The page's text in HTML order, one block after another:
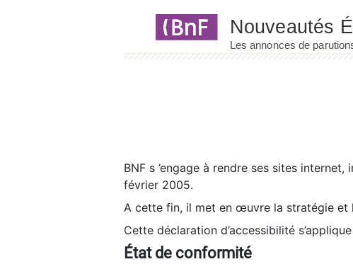
BNF s ’engage à rendre ses sites
février 2005.
A cette fin, il met en œuvre la stratégie et
Cette déclaration d’accessibilité
État de conformité